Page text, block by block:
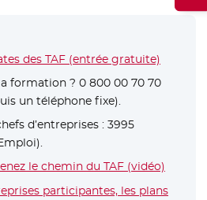
des TAF (entrée gratuite)
formation ? 0 800 00 70 70
un téléphone fixe).
d’entreprises : 3995
le chemin du TAF (vidéo)
participantes, les plans